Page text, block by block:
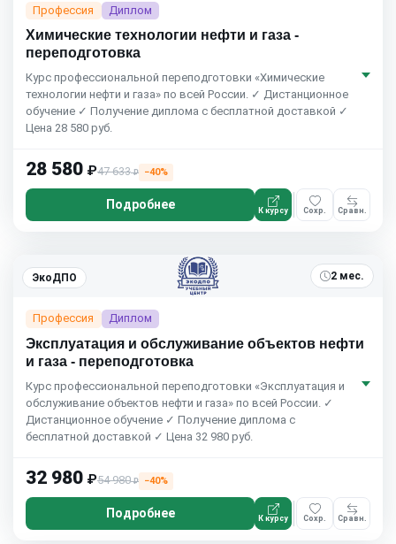
Профессия Диплом
Химические технологии нефти и газа -
переподготовка
Курс профессиональной переподготовки «Химические
технологии нефти и газа» по всей России. ✓ Дистанционное
обучение ✓ Получение диплома с бесплатной доставкой ✓
Цена 28 580 руб.
28 580 ₽47 633₽ −40%
Подробнее К курсу Сохр. Сравн.
ЭкоДПО 2 мес.
Профессия Диплом
Эксплуатация и обслуживание объектов нефти
и газа - переподготовка
Курс профессиональной переподготовки «Эксплуатация и
обслуживание объектов нефти и газа» по всей России. ✓
Дистанционное обучение ✓ Получение диплома с
бесплатной доставкой ✓ Цена 32 980 руб.
32 980 ₽54 980₽ −40%
Подробнее К курсу Сохр. Сравн.